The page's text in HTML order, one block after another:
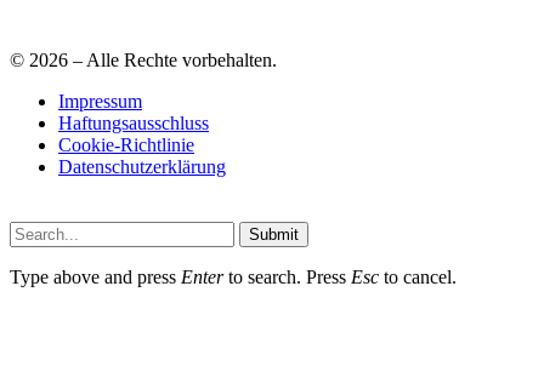
© 2026 – Alle Rechte vorbehalten.
Impressum
Haftungsausschluss
Cookie-Richtlinie
Datenschutzerklärung
Submit
Type above and press Enterto search. Press Esc to cancel.